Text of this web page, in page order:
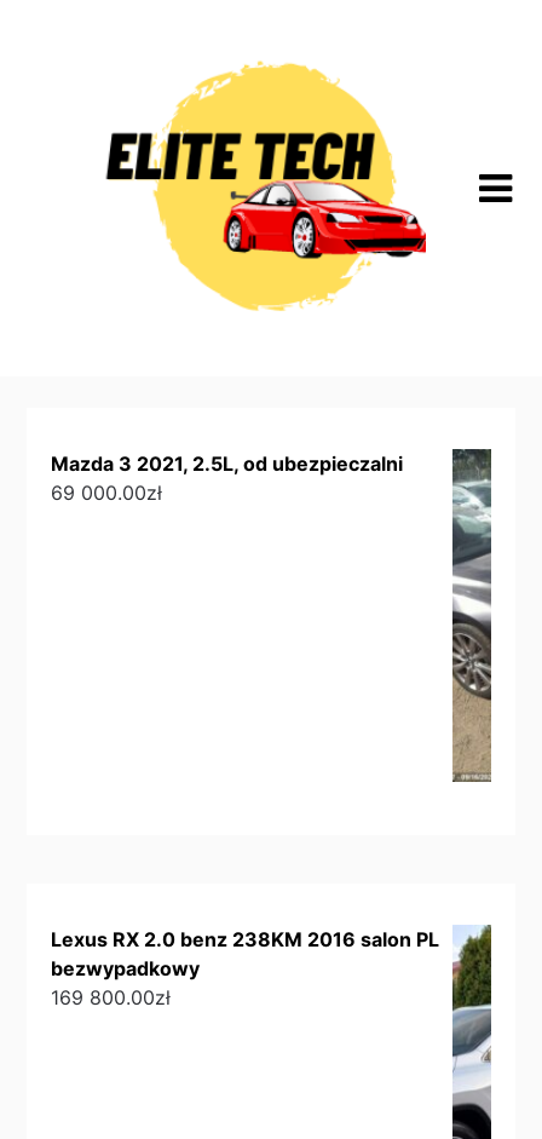
Mazda 3 2021, 2.5L, od ubezpieczalni
69 000.00zł
Lexus RX 2.0 benz 238KM 2016 salon PL
bezwypadkowy
169 800.00zł